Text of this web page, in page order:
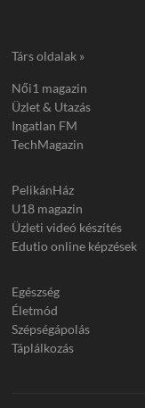
Társ oldalak »
Női1 magazin
Üzlet & Utazás
Ingatlan FM
TechMagazin
PelikánHáz
U18 magazin
Üzleti videó készítés
Edutio online képzések
Egészség
Életmód
Szépségápolás
Táplálkozás